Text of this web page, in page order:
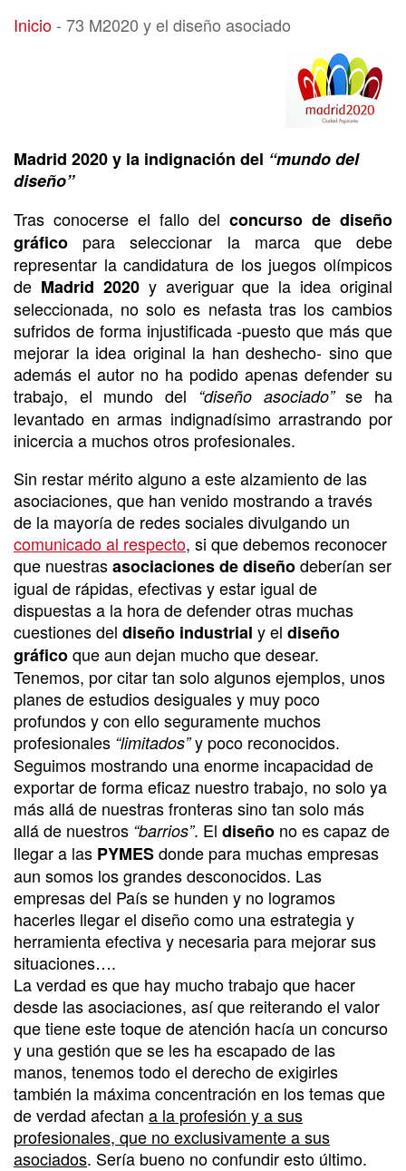
73 M2020 y el diseño asociado
Inicio- 73 M2020 y el diseño asociado
Madrid 2020 y la indignación del “mundo del
diseño”
Tras conocerse el fallo del concurso de diseño
gráfico para seleccionar la marca que debe
representar la candidatura de los juegos olímpicos
de Madrid 2020y averiguar que la idea original
seleccionada, no solo es nefasta tras los cambios
sufridos de forma injustificada -puesto que más que
mejorar la idea original la han deshecho- sino que
además el autor no ha podido apenas defender su
trabajo, el mundo del “diseño asociado”se ha
levantado en armas indignadísimo arrastrando por
inicercia a muchos otros profesionales.
Sin restar mérito alguno a este alzamiento de las
asociaciones, que han venido mostrando a través
de la mayoría de redes sociales divulgando un
comunicado al respecto, si que debemos reconocer
que nuestrasasociaciones de diseñodeberían ser
igual de rápidas, efectivas y estar igual de
dispuestas a la hora de defender otras muchas
cuestiones del diseño industrial y el diseño
gráficoque aun dejan mucho que desear.
Tenemos, por citar tan solo algunos ejemplos, unos
planes de estudios desiguales y muy poco
profundos y con ello seguramente muchos
profesionales “limitados”y poco reconocidos.
Seguimos mostrando una enorme incapacidad de
exportar de forma eficaz nuestro trabajo, no solo ya
más allá de nuestras fronteras sino tan solo más
allá de nuestros “barrios”. El diseño no es capaz de
llegar a las PYMESdonde para muchas empresas
aun somos los grandes desconocidos. Las
empresas del País se hunden y no logramos
hacerles llegar el diseño como una estrategia y
herramienta efectiva y necesaria para mejorar sus
situaciones….
La verdad es que hay mucho trabajo que hacer
desde las asociaciones, así que reiterando el valor
que tiene este toque de atención hacía un concurso
y una gestión que se les ha escapado de las
manos, tenemos todo el derecho de exigirles
también la máxima concentración en los temas que
de verdad afectan a la profesión y a sus
profesionales, que no exclusivamente a sus
asociados. Sería bueno no confundir esto último.